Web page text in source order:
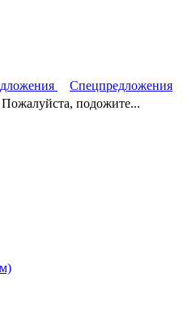
Спецпредложения
подожите...